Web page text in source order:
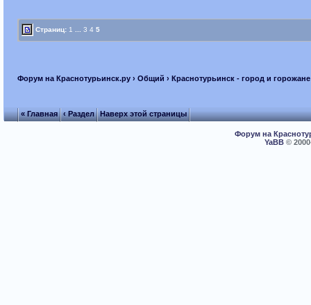
Страниц: 1 3 4 5
Форум на Краснотурьинск.ру› Общий › Краснотурьинск - город и горожане
« Главная ‹ Раздел Наверх этой страницы
Форум на
YaBB©